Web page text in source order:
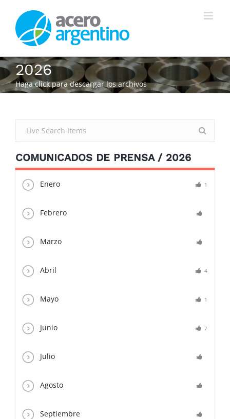
contenido
2026
Haga click para descargar los archivos
COMUNICADOS DE PRENSA / 2026
Enero 1
Febrero
Marzo
Abril 4
Mayo 1
Junio 7
Julio
Agosto
Septiembre